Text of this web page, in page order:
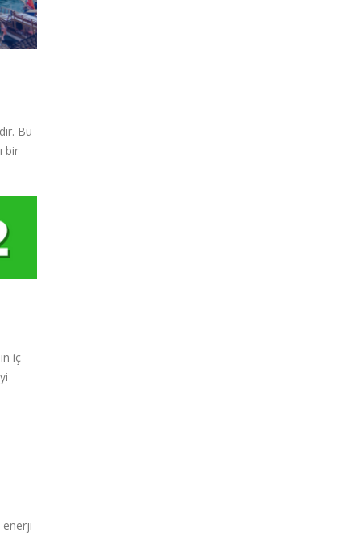
Bu
bir
iç
enerji